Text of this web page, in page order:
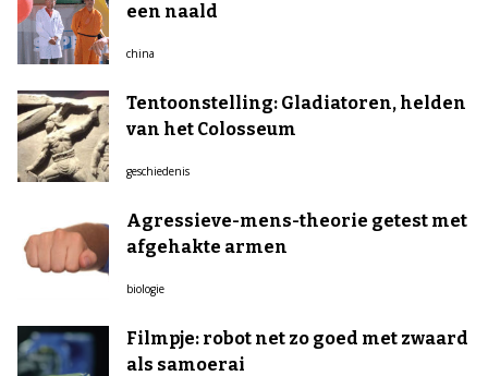
een naald
china
Tentoonstelling: Gladiatoren, helden
van het Colosseum
geschiedenis
Agressieve-mens-theorie getest met
afgehakte armen
biologie
Filmpje: robot net zo goed met zwaard
als samoerai